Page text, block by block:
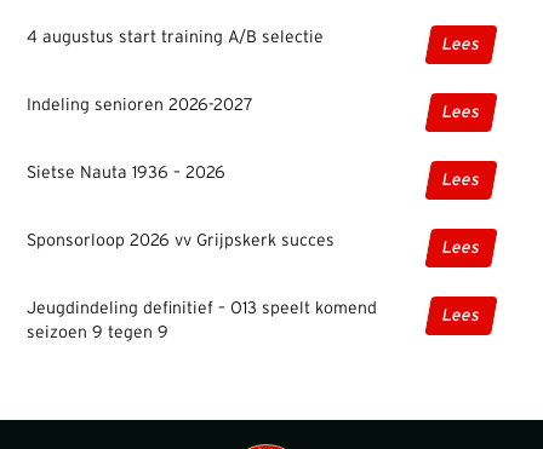
4 augustus start training A/B selectie Lees
Indeling senioren 2026-2027 Lees
Sietse Nauta 1936 – 2026 Lees
Sponsorloop 2026 vv Grijpskerk succes Lees
Jeugdindeling definitief – O13 speelt komend
seizoen 9 tegen 9
Lees